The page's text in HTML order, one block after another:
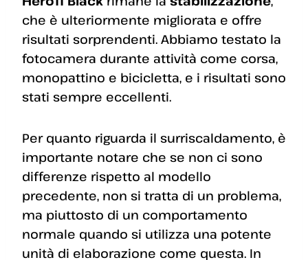
che è ulteriormente migliorata e offre
risultati sorprendenti. Abbiamo testato la
fotocamera durante attività come corsa,
monopattino e bicicletta, e i risultati sono
stati sempre eccellenti.
Per quanto riguarda il surriscaldamento, è
importante notare che se non ci sono
differenze rispetto al modello
precedente, non si tratta di un problema,
ma piuttosto di un comportamento
normale quando si utilizza una potente
unità di elaborazione come questa. In